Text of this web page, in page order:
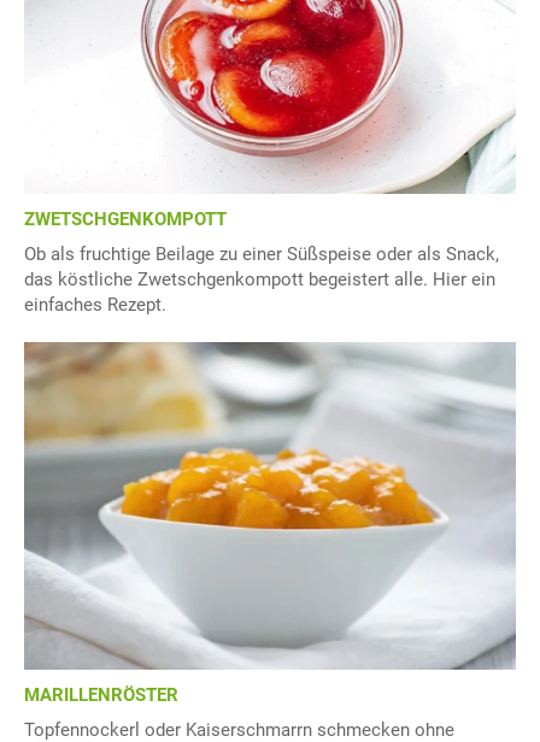
ZWETSCHGENKOMPOTT
Ob als fruchtige Beilage zu einer Süßspeise oder als Snack,
das köstliche Zwetschgenkompott begeistert alle. Hier ein
einfaches Rezept.
MARILLENRÖSTER
Topfennockerl oder Kaiserschmarrn schmecken ohne